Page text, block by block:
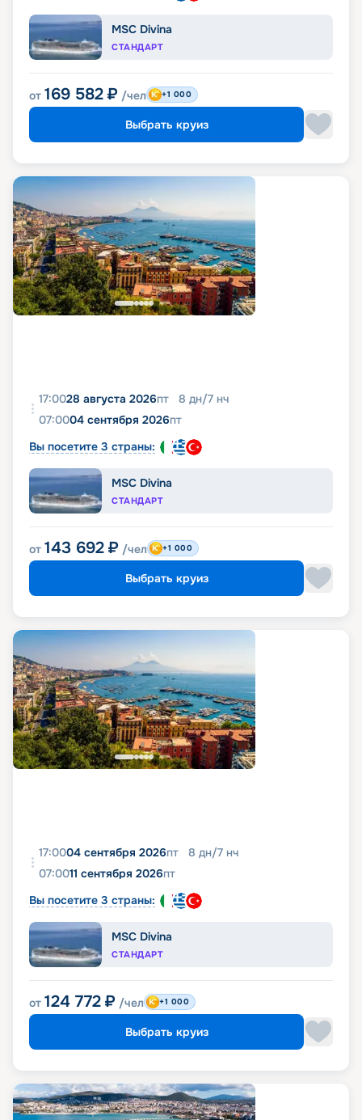
MSC Divina
СТАНДАРТ
от 169 582 ₽ /чел +1 000
Выбрать круиз
17:0028 августа 2026пт 8 дн/7 нч
07:0004 сентября 2026пт
Вы посетите 3 страны:
MSC Divina
СТАНДАРТ
от 143 692 ₽ /чел +1 000
Выбрать круиз
17:0004 сентября 2026пт 8 дн/7 нч
07:0011 сентября 2026пт
Вы посетите 3 страны:
MSC Divina
СТАНДАРТ
от 124 772 ₽ /чел +1 000
Выбрать круиз